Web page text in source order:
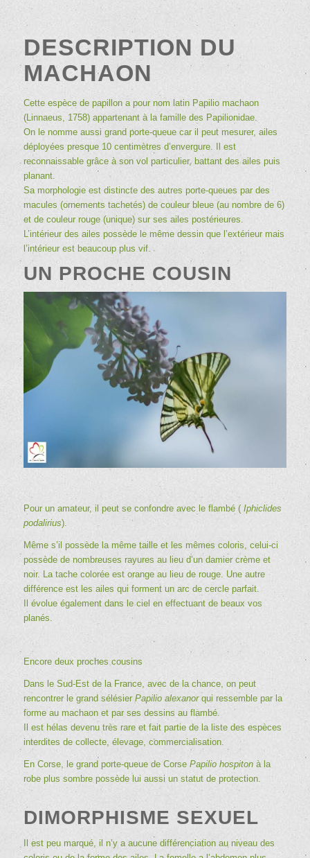
DESCRIPTION DU
MACHAON
Cette espèce de papillon a pour nom latin Papilio machaon
(Linnaeus, 1758) appartenant à la famille des Papilionidae.
On le nomme aussi grand porte-queue car il peut mesurer, ailes
déployées presque 10 centimètres d’envergure. Il est
reconnaissable grâce à son vol particulier, battant des ailes puis
planant.
Sa morphologie est distincte des autres porte-queues par des
macules (ornements tachetés) de couleur bleue (au nombre de 6)
et de couleur rouge (unique) sur ses ailes postérieures.
L’intérieur des ailes possède le même dessin que l’extérieur mais
l’intérieur est beaucoup plus vif.
UN PROCHE COUSIN
Pour un amateur, il peut se confondre avec le flambé ( Iphiclides
podalirius).
Même s’il possède la même taille et les mêmes coloris, celui-ci
possède de nombreuses rayures au lieu d’un damier crème et
noir. La tache colorée est orange au lieu de rouge. Une autre
différence est les ailes qui forment un arc de cercle parfait.
Il évolue également dans le ciel en effectuant de beaux vos
planés.
Encore deux proches cousins
Dans le Sud-Est de la France, avec de la chance, on peut
rencontrer le grand sélésier Papilio alexanorqui ressemble par la
forme au machaon et par ses dessins au flambé.
Il est hélas devenu très rare et fait partie de la liste des espèces
interdites de collecte, élevage, commercialisation.
En Corse, le grand porte-queue de Corse Papilio hospiton à la
robe plus sombre possède lui aussi un statut de protection.
DIMORPHISME SEXUEL
Il est peu marqué, il n’y a aucune différenciation au niveau des